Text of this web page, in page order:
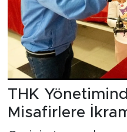
THK
Misafirlere